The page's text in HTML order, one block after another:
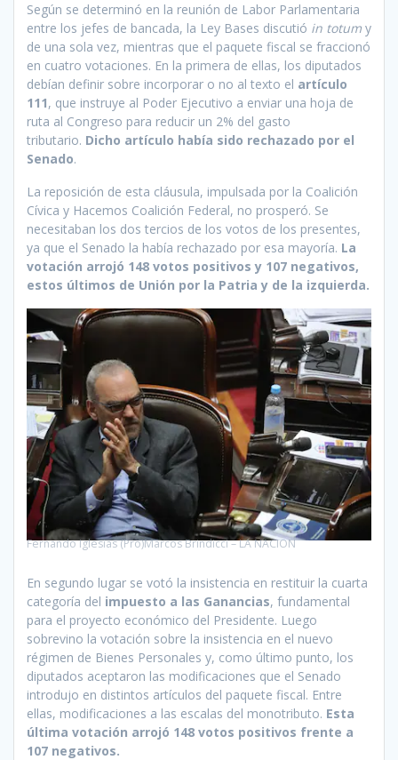
Según se determinó en la reunión de Labor Parlamentaria
entre los jefes de bancada, la Ley Bases discutió in totum y
de una sola vez, mientras que el paquete fiscal se fraccionó
en cuatro votaciones. En la primera de ellas, los diputados
debían definir sobre incorporar o no al texto el artículo
111, que instruye al Poder Ejecutivo a enviar una hoja de
ruta al Congreso para reducir un 2% del gasto
tributario. Dicho artículo había sido rechazado por el
Senado.
La reposición de esta cláusula, impulsada por la Coalición
Cívica y Hacemos Coalición Federal, no prosperó. Se
necesitaban los dos tercios de los votos de los presentes,
ya que el Senado la había rechazado por esa mayoría. La
votación arrojó 148 votos positivos y 107 negativos,
estos últimos de Unión por la Patria y de la izquierda.
Fernando Iglesias (Pro)Marcos Brindicci – LA NACION
En segundo lugar se votó la insistencia en restituir la cuarta
categoría del impuesto a las Ganancias, fundamental
para el proyecto económico del Presidente. Luego
sobrevino la votación sobre la insistencia en el nuevo
régimen de Bienes Personales y, como último punto, los
diputados aceptaron las modificaciones que el Senado
introdujo en distintos artículos del paquete fiscal. Entre
ellas, modificaciones a las escalas del monotributo. Esta
última votación arrojó 148 votos positivos frente a
107 negativos.